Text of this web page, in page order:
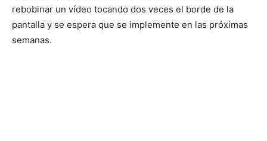
rebobinar un vídeo tocando dos veces el borde de la
pantalla y se espera que se implemente en las próximas
semanas.